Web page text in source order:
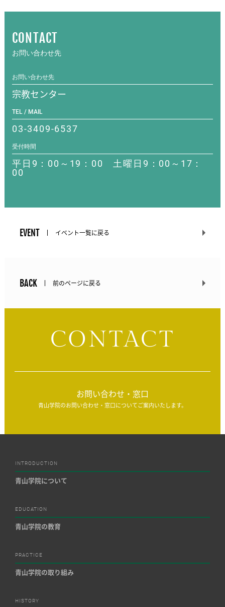
CONTACT
お問い合わせ先
お問い合わせ先
宗教センター
TEL / MAIL
03-3409-6537
受付時間
平日9：00～19：00 土曜日9：00～17：
00
EVENT イベント一覧に戻る
BACK 前のページに戻る
CONTACT
お問い合わせ・窓口
青山学院のお問い合わせ・窓口についてご案内いたします。
INTRODUCTION
青山学院について
EDUCATION
青山学院の教育
PRACTICE
青山学院の取り組み
HISTORY